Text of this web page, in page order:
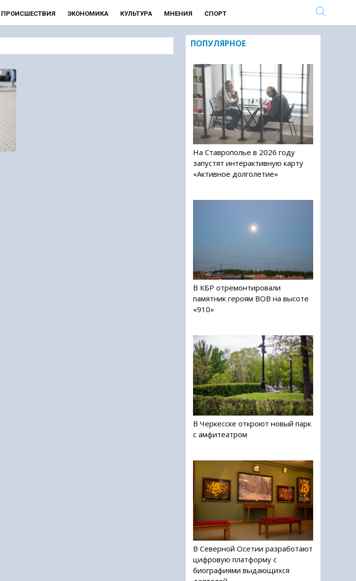
ПРОИСШЕСТВИЯ ЭКОНОМИКА КУЛЬТУРА МНЕНИЯ СПОРТ
ПОПУЛЯРНОЕ
На Ставрополье в 2026 году
запустят интерактивную карту
«Активное долголетие»
В КБР отремонтировали
памятник героям ВОВ на высоте
«910»
В Черкесске откроют новый парк
с амфитеатром
В Северной Осетии разработают
цифровую платформу с
биографиями выдающихся